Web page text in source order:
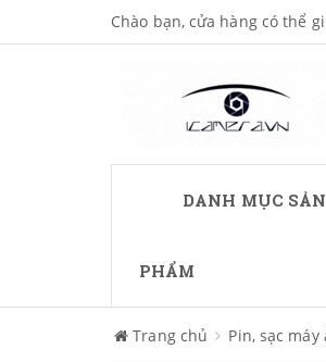
Chào bạn, cửa hàng có thể
DANH MỤC SẢN
PHẨM
Trang chủ Pin, sạc máy